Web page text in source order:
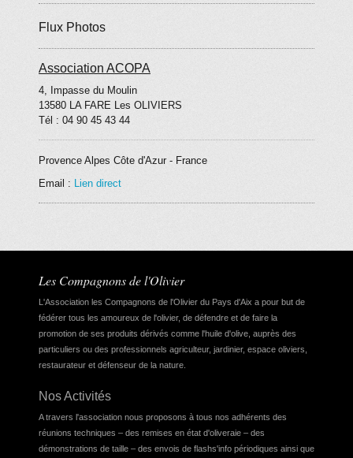
Flux Photos
Association ACOPA
4, Impasse du Moulin
13580 LA FARE Les OLIVIERS
Tél : 04 90 45 43 44
Provence Alpes Côte d'Azur- France
Email : Lien direct
Les Compagnons de l'Olivier
L'Association les Compagnons de l'Olivier du Pays d'Aix a pour but de
fédérer tous les amoureux de l'olivier, de défendre et de faire la
promotion de ses produits dérivés comme l'huile d'olive, auprès des
particuliers ou des professionnels agriculteur, jardinier, espace oliviers
restaurateur et défenseur de la nature.
Nos Activités
A travers l'association nous proposons à tous nos adhérents des
réunions techniques – des remises en état d'oliveraie – des
démonstrations de taille – des envois de flashs'info périodiques ainsi que